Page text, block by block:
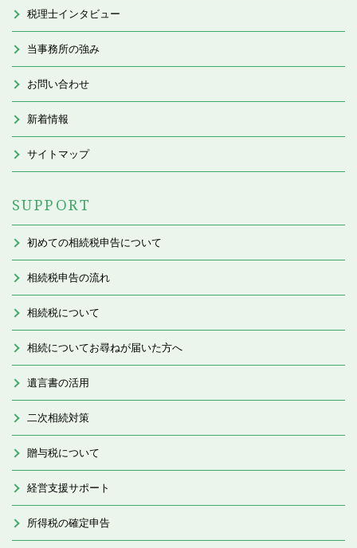
税理士インタビュー
当事務所の強み
お問い合わせ
新着情報
サイトマップ
SUPPORT
初めての相続税申告について
相続税申告の流れ
相続税について
相続についてお尋ねが届いた方へ
遺言書の活用
二次相続対策
贈与税について
経営支援サポート
所得税の確定申告